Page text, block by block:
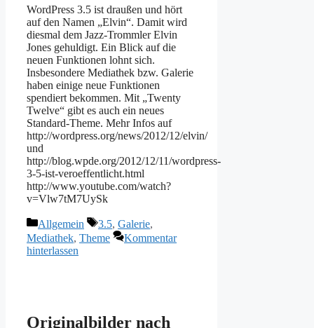
WordPress 3.5 ist draußen und hört
auf den Namen „Elvin“. Damit wird
diesmal dem Jazz-Trommler Elvin
Jones gehuldigt. Ein Blick auf die
neuen Funktionen lohnt sich.
Insbesondere Mediathek bzw. Galerie
haben einige neue Funktionen
spendiert bekommen. Mit „Twenty
Twelve“ gibt es auch ein neues
Standard-Theme. Mehr Infos auf
http://wordpress.org/news/2012/12/elvin/
und
http://blog.wpde.org/2012/12/11/wordpress-
3-5-ist-veroeffentlicht.html
http://www.youtube.com/watch?
v=Vlw7tM7UySk
Kategorien
Allgemein Schlagwörter
3.5, Galerie,
Mediathek, Theme
Kommentar
hinterlassen
Originalbilder nach